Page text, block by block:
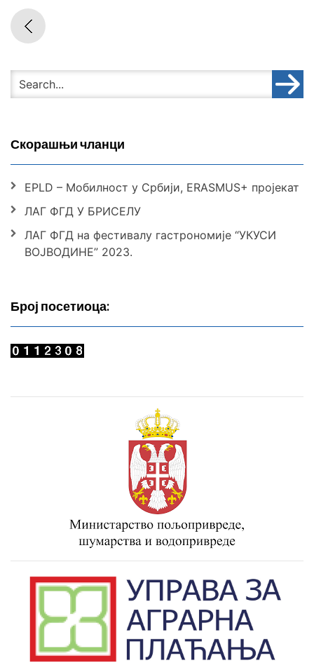
Скорашњи чланци
EPLD – Мобилност у Србији, ERASMUS+ пројекат
ЛАГ ФГД У БРИСЕЛУ
ЛАГ ФГД на фестивалу гастрономије “УКУСИ
ВОЈВОДИНЕ” 2023.
Број посетиоца: